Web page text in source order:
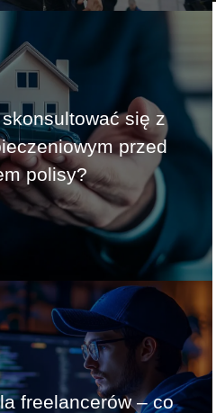
się z
przed
polisy?
freelancerów – co